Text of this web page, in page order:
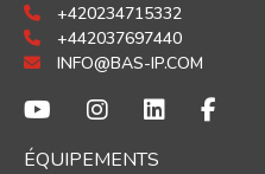
+420234715332
+442037697440
INFO@BAS-IP.COM
ÉQUIPEMENTS